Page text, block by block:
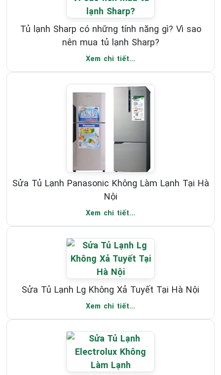
Tủ lạnh Sharp có những tính năng gì? Vì sao
nên mua tủ lạnh Sharp?
Xem chi tiết...
Sửa Tủ Lạnh Panasonic Không Làm Lạnh Tại Hà
Nội
Xem chi tiết...
Sửa Tủ Lạnh Lg Không Xả Tuyết Tại Hà Nội
Xem chi tiết...